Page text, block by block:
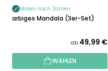
Malen nach Zahlen
Farbiges Mandala (3er-Set)
ab 49,99 €
WÄHLEN